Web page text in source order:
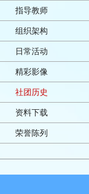
指导教师
组织架构
日常活动
精彩影像
社团历史
资料下载
荣誉陈列